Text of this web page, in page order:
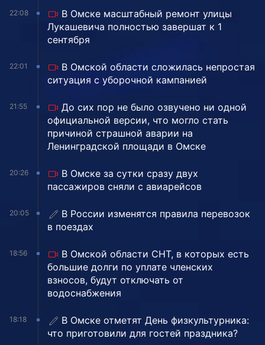
22:08
В Омске масштабный ремонт улицы
Лукашевича полностью завершат к 1
сентября
22:01
В Омской области сложилась непростая
ситуация с уборочной кампанией
21:55
До сих пор не было озвучено ни одной
официальной версии, что могло стать
причиной страшной аварии на
Ленинградской площади в Омске
20:26
В Омске за сутки сразу двух
пассажиров сняли с авиарейсов
20:05
В России изменятся правила перевозок
в поездах
18:56
В Омской области СНТ, в которых есть
большие долги по уплате членских
взносов, будут отключать от
водоснабжения
18:18
В Омске отметят День физкультурника:
что приготовили для гостей праздника?